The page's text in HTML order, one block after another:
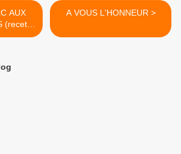
(recette
A VOUS L'HONNEUR >